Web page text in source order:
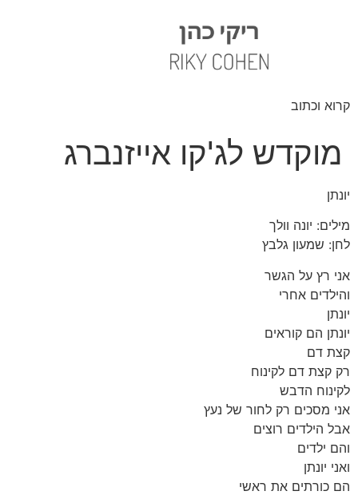
קרוא וכתוב
מוקדש לג'קו אייזנברג
יונתן
מילים: יונה וולך
לחן: שמעון גלבץ
אני רץ על הגשר
והילדים אחרי
יונתן
יונתן הם קוראים
קצת דם
רק קצת דם לקינוח
לקינוח הדבש
אני מסכים רק לחור של נעץ
אבל הילדים רוצים
והם ילדים
ואני יונתן
הם כורתים את ראשי